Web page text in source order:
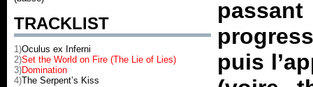
TRACKLIST
1)Oculus ex Inferni
2)Set the World on Fire (The Lie of Lies)
3)Domination
4)The Serpent’s Kiss
puis